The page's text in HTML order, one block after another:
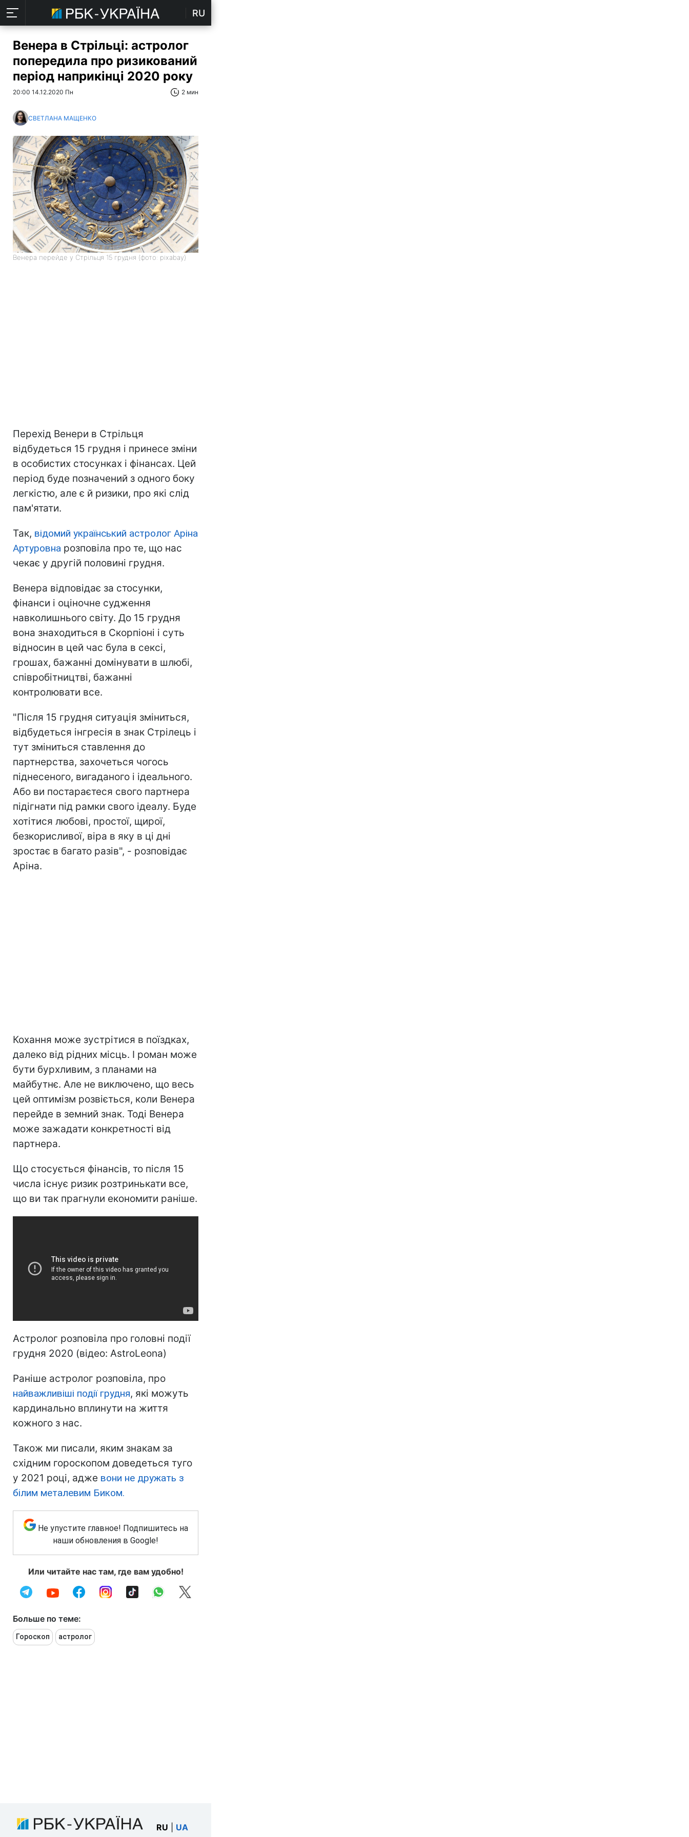
RU
Венера в Стрільці: астролог
попередила про ризикований
період наприкінці 2020 року
20:00 14.12.2020 Пн 2 мин
СВЕТЛАНА МАЩЕНКО
Венера перейде у Стрільця 15 грудня (фото: pixabay)
Перехід Венери в Стрільця
відбудеться 15 грудня і принесе зміни
в особистих стосунках і фінансах. Цей
період буде позначений з одного боку
легкістю, але є й ризики, про які слід
пам'ятати.
Так, відомий український астролог Аріна
Артуровна розповіла про те, що нас
чекає у другій половині грудня.
Венера відповідає за стосунки,
фінанси і оціночне судження
навколишнього світу. До 15 грудня
вона знаходиться в Скорпіоні і суть
відносин в цей час була в сексі,
грошах, бажанні домінувати в шлюбі,
співробітництві, бажанні
контролювати все.
"Після 15 грудня ситуація зміниться,
відбудеться інгресія в знак Стрілець і
тут зміниться ставлення до
партнерства, захочеться чогось
піднесеного, вигаданого і ідеального.
Або ви постараєтеся свого партнера
підігнати під рамки свого ідеалу. Буде
хотітися любові, простої, щирої,
безкорисливої, віра в яку в ці дні
зростає в багато разів", - розповідає
Аріна.
Кохання може зустрітися в поїздках,
далеко від рідних місць. І роман може
бути бурхливим, з планами на
майбутнє. Але не виключено, що весь
цей оптимізм розвіється, коли Венера
перейде в земний знак. Тоді Венера
може зажадати конкретності від
партнера.
Що стосується фінансів, то після 15
числа існує ризик розтринькати все,
що ви так прагнули економити раніше.
Астролог розповіла про головні події
грудня 2020 (відео: AstroLeona)
Раніше астролог розповіла, про
найважливіші події грудня, які можуть
кардинально вплинути на життя
кожного з нас.
Також ми писали, яким знакам за
східним гороскопом доведеться туго
у 2021 році, адже вони не дружать з
білим металевим Биком.
Не упустите главное! Подпишитесь на
наши обновления в Google!
Или читайте нас там, где вам удобно!
Больше по теме:
Гороскоп астролог
RU UA